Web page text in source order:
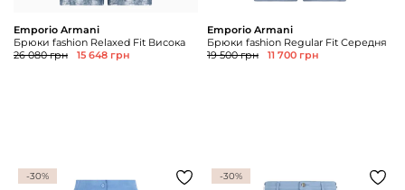
Emporio Armani
Брюки fashion Relaxed Fit Висока
26 080 грн
15 648 грн
Emporio Armani
Брюки fashion Regular Fit Середня
19 500 грн
11 700 грн
-30% -30%